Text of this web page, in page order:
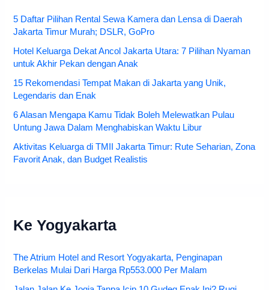
5 Daftar Pilihan Rental Sewa Kamera dan Lensa di Daerah
Jakarta Timur Murah; DSLR, GoPro
Hotel Keluarga Dekat Ancol Jakarta Utara: 7 Pilihan Nyaman
untuk Akhir Pekan dengan Anak
15 Rekomendasi Tempat Makan di Jakarta yang Unik,
Legendaris dan Enak
6 Alasan Mengapa Kamu Tidak Boleh Melewatkan Pulau
Untung Jawa Dalam Menghabiskan Waktu Libur
Aktivitas Keluarga di TMII Jakarta Timur: Rute Seharian, Zona
Favorit Anak, dan Budget Realistis
Ke Yogyakarta
The Atrium Hotel and Resort Yogyakarta, Penginapan
Berkelas Mulai Dari Harga Rp553.000 Per Malam